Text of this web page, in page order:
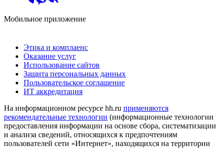
Мобильное приложение
Этика и комплаенс
Оказание услуг
Использование сайтов
Защита персональных данных
Пользовательское соглашение
ИТ аккредитация
На информационном ресурсе hh.ru применяются
рекомендательные технологии (информационные технологии
предоставления информации на основе сбора, систематизации
и анализа сведений, относящихся к предпочтениям
пользователей сети «Интернет», находящихся на территории